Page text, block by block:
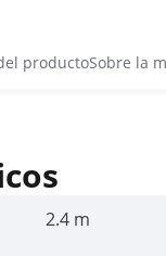
productoSobre la
2.4 m